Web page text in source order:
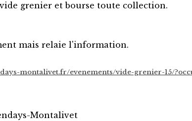
grenier et bourse toute collection.
mais relaie l'information.
montalivet.fr/evenements/vide-grenier-15/
Montalivet